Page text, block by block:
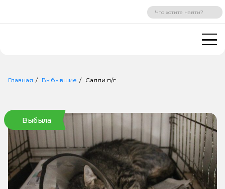
ВХОД РЕГИСТРАЦИЯ
Главная Выбывшие Салли п/г
Выбыла